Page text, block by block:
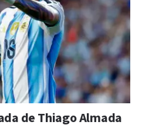
de Thiago Almada